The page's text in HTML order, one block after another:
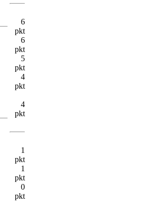
6
pkt
6
pkt
5
pkt
4
pkt
4
pkt
1
pkt
1
pkt
0
pkt